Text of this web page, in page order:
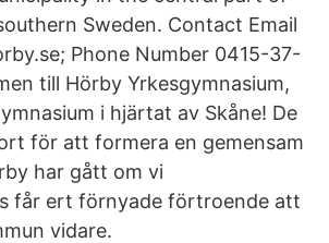
Sweden. Contact Email
Phone Number 0415-37-
till Hörby Yrkesgymnasium,
i hjärtat av Skåne! De
för att formera en gemensam
har gått om vi
får ert förnyade förtroende att
vidare.